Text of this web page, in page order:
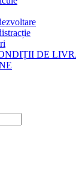
DE